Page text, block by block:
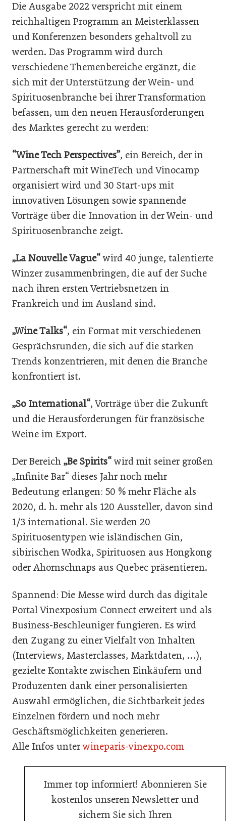
Die Ausgabe 2022 verspricht mit einem
reichhaltigen Programm an Meisterklassen
und Konferenzen besonders gehaltvoll zu
werden. Das Programm wird durch
verschiedene Themenbereiche ergänzt, die
sich mit der Unterstützung der Wein- und
Spirituosenbranche bei ihrer Transformation
befassen, um den neuen Herausforderungen
des Marktes gerecht zu werden:
“Wine Tech Perspectives”, ein Bereich, der in
Partnerschaft mit WineTech und Vinocamp
organisiert wird und 30 Start-ups mit
innovativen Lösungen sowie spannende
Vorträge über die Innovation in der Wein- und
Spirituosenbranche zeigt.
„La Nouvelle Vague“wird 40 junge, talentierte
Winzer zusammenbringen, die auf der Suche
nach ihren ersten Vertriebsnetzen in
Frankreich und im Ausland sind.
„Wine Talks“, ein Format mit verschiedenen
Gesprächsrunden, die sich auf die starken
Trends konzentrieren, mit denen die Branche
konfrontiert ist.
„So International“, Vorträge über die Zukunft
und die Herausforderungen für französische
Weine im Export.
Der Bereich „Be Spirits“wird mit seiner großen
„Infinite Bar“ dieses Jahr noch mehr
Bedeutung erlangen: 50 % mehr Fläche als
2020, d. h. mehr als 120 Aussteller, davon sind
1/3 international. Sie werden 20
Spirituosentypen wie isländischen Gin,
sibirischen Wodka, Spirituosen aus Hongkong
oder Ahornschnaps aus Quebec präsentieren.
Spannend: Die Messe wird durch das digitale
Portal Vinexposium Connect erweitert und als
Business-Beschleuniger fungieren. Es wird
den Zugang zu einer Vielfalt von Inhalten
(Interviews, Masterclasses, Marktdaten, …),
gezielte Kontakte zwischen Einkäufern und
Produzenten dank einer personalisierten
Auswahl ermöglichen, die Sichtbarkeit jedes
Einzelnen fördern und noch mehr
Geschäftsmöglichkeiten generieren.
Alle Infos unterwineparis-vinexpo.com
Immer top informiert! Abonnieren Sie
kostenlos unseren Newsletter und
sichern Sie sich Ihren